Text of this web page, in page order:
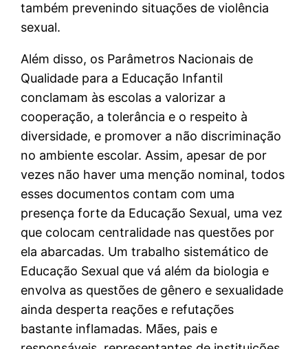
também prevenindo situações de violência
sexual.
Além disso, os Parâmetros Nacionais de
Qualidade para a Educação Infantil
conclamam às escolas a valorizar a
cooperação, a tolerância e o respeito à
diversidade, e promover a não discriminação
no ambiente escolar. Assim, apesar de por
vezes não haver uma menção nominal, todos
esses documentos contam com uma
presença forte da Educação Sexual, uma vez
que colocam centralidade nas questões por
ela abarcadas. Um trabalho sistemático de
Educação Sexual que vá além da biologia e
envolva as questões de gênero e sexualidade
ainda desperta reações e refutações
bastante inflamadas. Mães, pais e